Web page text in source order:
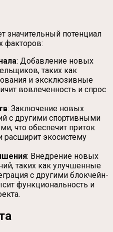
значительный потенциал
факторов:
: Добавление новых
таких как
и эксклюзивные
вовлеченность и спрос
: Заключение новых
с другими спортивными
что обеспечит приток
расширит экосистему
: Внедрение новых
таких как улучшенные
с другими блокчейн-
функциональность и